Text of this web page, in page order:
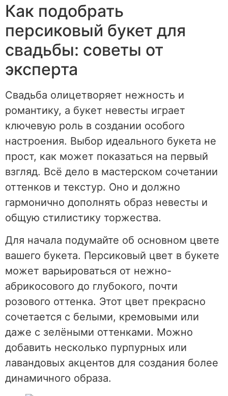
Как подобрать
персиковый букет для
свадьбы: советы от
эксперта
Свадьба олицетворяет нежность и
романтику, а букет невесты играет
ключевую роль в создании особого
настроения. Выбор идеального букета не
прост, как может показаться на первый
взгляд. Всё дело в мастерском сочетании
оттенков и текстур. Оно и должно
гармонично дополнять образ невесты и
общую стилистику торжества.
Для начала подумайте об основном цвете
вашего букета. Персиковый цвет в букете
может варьироваться от нежно-
абрикосового до глубокого, почти
розового оттенка. Этот цвет прекрасно
сочетается с белыми, кремовыми или
даже с зелёными оттенками. Можно
добавить несколько пурпурных или
лавандовых акцентов для создания более
динамичного образа.